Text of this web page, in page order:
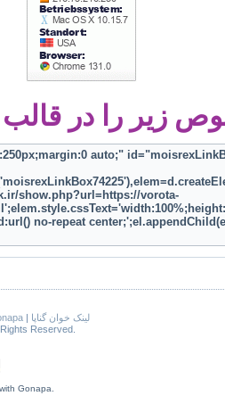
زیر را در قالب
| لینک خوان گناپا
Reserved.
Gonapa.